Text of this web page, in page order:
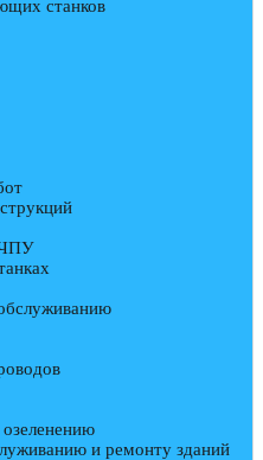
станков
ЧПУ
и ремонту зданий